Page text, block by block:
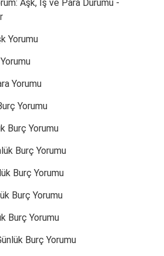
Aşk, İş ve Para Durumu -
Yorumu
Yorumu
Yorumu
Burç Yorumu
Burç Yorumu
Burç Yorumu
Burç Yorumu
Burç Yorumu
Burç Yorumu